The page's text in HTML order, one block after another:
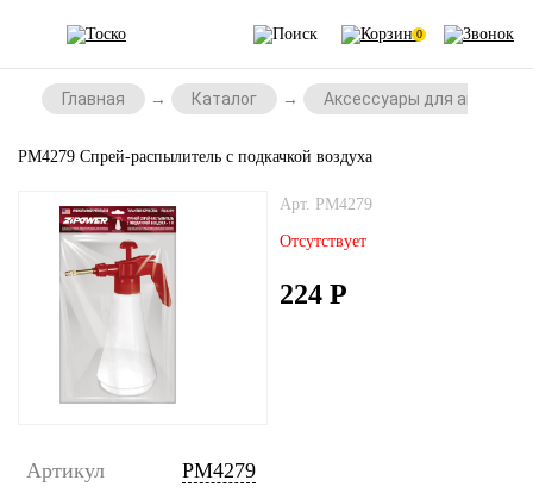
0
Главная Каталог Аксессуары для
PM4279 Спрей-распылитель с подкачкой воздуха
Арт. PM4279
Отсутствует
224 Р
Артикул
PM4279